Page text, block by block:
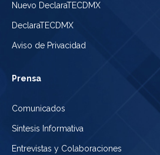
Nuevo DeclaraTECDMX
DeclaraTECDMX
Aviso de Privacidad
Prensa
Comunicados
Síntesis Informativa
Entrevistas y Colaboraciones